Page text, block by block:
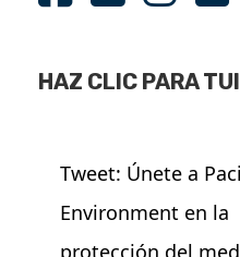
HAZ CLIC PARA
Tweet: Únete a
Environment en la
protección del